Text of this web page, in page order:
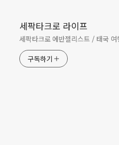
세팍타크로 라이프
세팍타크로 에반젤리스트 / 태국
구독하기